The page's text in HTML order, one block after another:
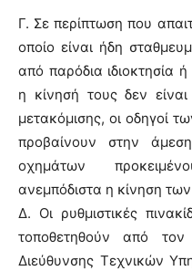
Γ. Σε περίπτωση που
οποίο είναι ήδη
από παρόδια ιδιοκτησία
η κίνησή τους δεν
μετακόμισης, οι οδηγοί
προβαίνουν στην
οχημάτων
ανεμπόδιστα η κίνηση
Δ. Οι ρυθμιστικές
τοποθετηθούν από
Διεύθυνσης Τεχνικών